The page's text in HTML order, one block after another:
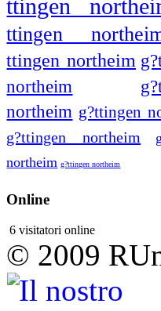
ttingen
ttingen
ttingen northeim
northeim
northeim g?ttingen
g?ttingen northeim
northeim g?ttingen northeim
Online
6 visitatori online
© 2009